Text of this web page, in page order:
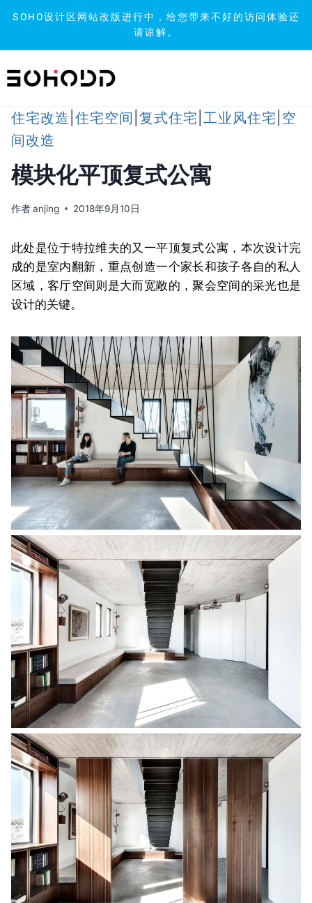
SOHO设计区网站改版进行中，给您带来不好的访问体验还
请谅解。
到
住宅改造 住宅空间 复式住宅 工业风住宅 空
间改造
模块化平顶复式公寓
作者anjing 2018年9月10日
此处是位于特拉维夫的又一平顶复式公寓，本次设计完
成的是室内翻新，重点创造一个家长和孩子各自的私人
区域，客厅空间则是大而宽敞的，聚会空间的采光也是
设计的关键。